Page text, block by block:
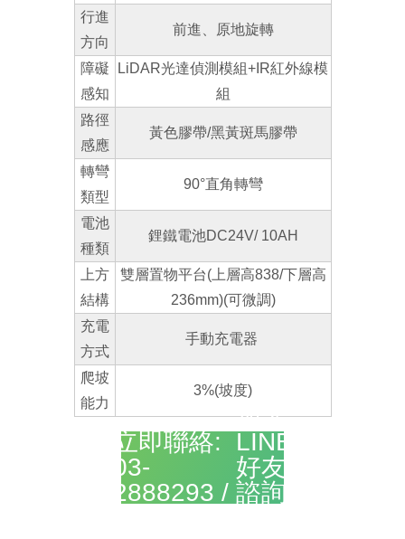
行進
方向
前進、原地旋轉
障礙
感知
LiDAR光達偵測模組+IR紅外線模
組
路徑
感應
黃色膠帶/黑黃斑馬膠帶
轉彎
類型
90°直角轉彎
電池
種類
鋰鐵電池DC24V/ 10AH
上方
結構
雙層置物平台(上層高838/下層高
236mm)(可微調)
充電
方式
手動充電器
爬坡
能力
3%(坡度)
立即聯絡:
03-
2888293 /
加入
LINE
好友
諮詢